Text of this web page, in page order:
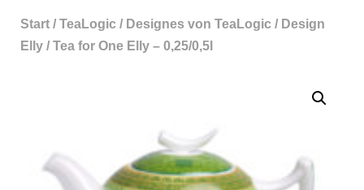
Start / TeaLogic / Designes von TeaLogic / Design
Elly / Tea for One Elly – 0,25/0,5l